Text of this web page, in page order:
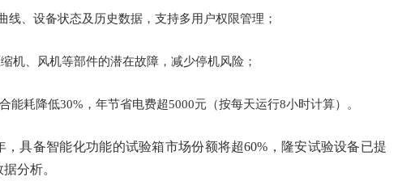
线、设备状态及历史数据，支持多用户权限管理；
机、风机等部件的潜在故障，减少停机风险；
能耗降低30%，年节省电费超5000元（按每天运行8小时计算）。
，具备智能化功能的试验箱市场份额将超60%，隆安试验设备已提
分析。